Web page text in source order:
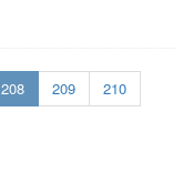
208(current)
209
210